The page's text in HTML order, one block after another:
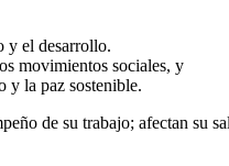
y el desarrollo.
movimientos sociales, y
y la paz sostenible.
de su trabajo; afectan su